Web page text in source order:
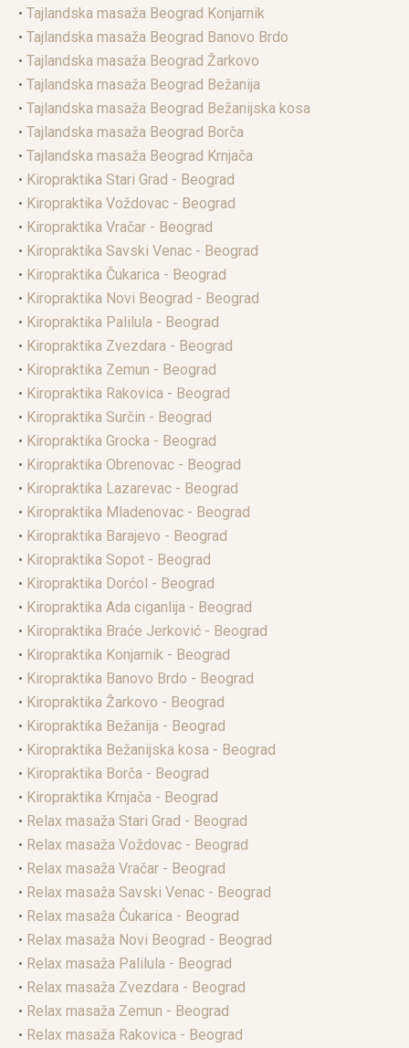
• Tajlandska masaža Beograd Konjarnik
• Tajlandska masaža Beograd Banovo Brdo
• Tajlandska masaža Beograd Žarkovo
• Tajlandska masaža Beograd Bežanija
• Tajlandska masaža Beograd Bežanijska kosa
• Tajlandska masaža Beograd Borča
• Tajlandska masaža Beograd Krnjača
• Kiropraktika Stari Grad - Beograd
• Kiropraktika Voždovac - Beograd
• Kiropraktika Vračar - Beograd
• Kiropraktika Savski Venac - Beograd
• Kiropraktika Čukarica - Beograd
• Kiropraktika Novi Beograd - Beograd
• Kiropraktika Palilula - Beograd
• Kiropraktika Zvezdara - Beograd
• Kiropraktika Zemun - Beograd
• Kiropraktika Rakovica - Beograd
• Kiropraktika Surčin - Beograd
• Kiropraktika Grocka - Beograd
• Kiropraktika Obrenovac - Beograd
• Kiropraktika Lazarevac - Beograd
• Kiropraktika Mladenovac - Beograd
• Kiropraktika Barajevo - Beograd
• Kiropraktika Sopot - Beograd
• Kiropraktika Dorćol - Beograd
• Kiropraktika Ada ciganlija - Beograd
• Kiropraktika Braće Jerković - Beograd
• Kiropraktika Konjarnik - Beograd
• Kiropraktika Banovo Brdo - Beograd
• Kiropraktika Žarkovo - Beograd
• Kiropraktika Bežanija - Beograd
• Kiropraktika Bežanijska kosa - Beograd
• Kiropraktika Borča - Beograd
• Kiropraktika Krnjača - Beograd
• Relax masaža Stari Grad - Beograd
• Relax masaža Voždovac - Beograd
• Relax masaža Vračar - Beograd
• Relax masaža Savski Venac - Beograd
• Relax masaža Čukarica - Beograd
• Relax masaža Novi Beograd - Beograd
• Relax masaža Palilula - Beograd
• Relax masaža Zvezdara - Beograd
• Relax masaža Zemun - Beograd
• Relax masaža Rakovica - Beograd